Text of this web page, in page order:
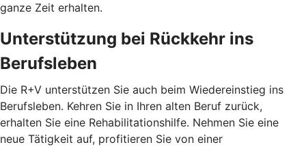
ganze Zeit erhalten.
Unterstützung bei Rückkehr ins
Berufsleben
Die R+V unterstützen Sie auch beim Wiedereinstieg ins
Berufsleben. Kehren Sie in Ihren alten Beruf zurück,
erhalten Sie eine Rehabilitationshilfe. Nehmen Sie eine
neue Tätigkeit auf, profitieren Sie von einer